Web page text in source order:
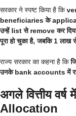
सरकार ने स्पष्ट किया है कि
beneficiaries के
उन्हें list से remove कर
पूरा हो चुका है, जबकि 1 लाख
राज्य सरकार का कहना है कि
उनके bank accounts में
अगले वित्तीय
Allocation